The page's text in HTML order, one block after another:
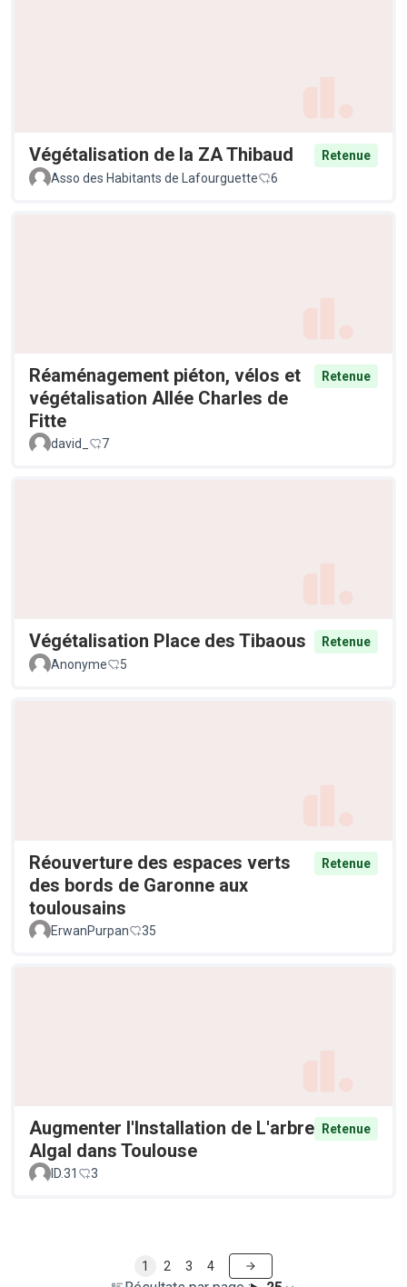
Végétalisation de la ZA Thibaud
Retenue
Asso des Habitants de Lafourguette
6
Réaménagement piéton, vélos et
végétalisation Allée Charles de
Fitte
Retenue
david_ 7
Végétalisation Place des Tibaous
Retenue
Anonyme
5
Réouverture des espaces verts
des bords de Garonne aux
toulousains
Retenue
ErwanPurpan 35
Augmenter l'Installation de L'arbre
Algal dans Toulouse
Retenue
ID.31 3
1 2 3 4